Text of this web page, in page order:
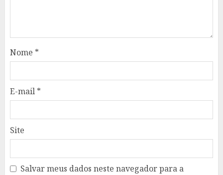
Nome *
E-mail *
Site
Salvar meus dados neste navegador para a